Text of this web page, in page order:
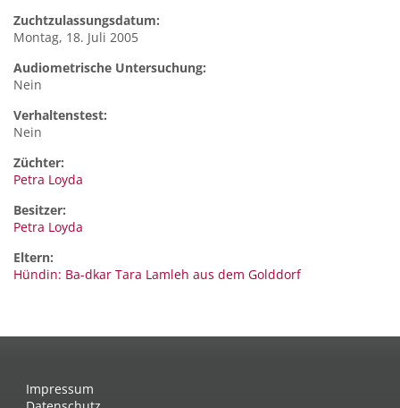
Zuchtzulassungsdatum:
Montag, 18. Juli 2005
Audiometrische Untersuchung:
Nein
Verhaltenstest:
Nein
Züchter:
Petra Loyda
Besitzer:
Petra Loyda
Eltern:
Hündin: Ba-dkar Tara Lamleh aus dem Golddorf
Impressum